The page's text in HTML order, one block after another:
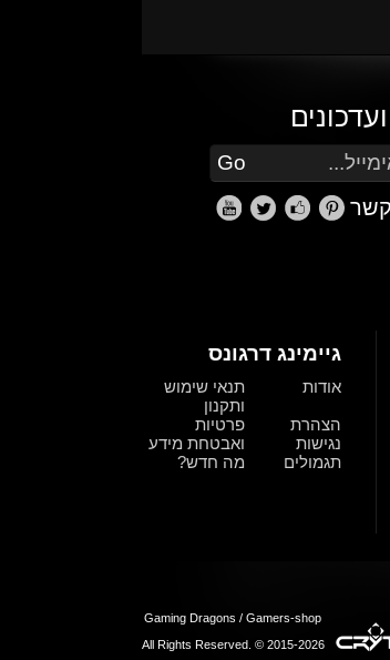
שלך כדי להירשם לעדכונים ומבצעים
Go
גיימינג דרגונס
אודות
תנאי שימוש
ותקנון
הצהרת
נגישות
פרטיות
ואבטחת מידע
תגמולים
מה חדש?
Gaming Dragons / Gamers-shop
All Rights Reserved. © 2015-2026